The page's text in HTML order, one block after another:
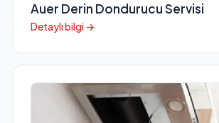
Auer Derin Dondurucu Servisi
Detaylı bilgi →